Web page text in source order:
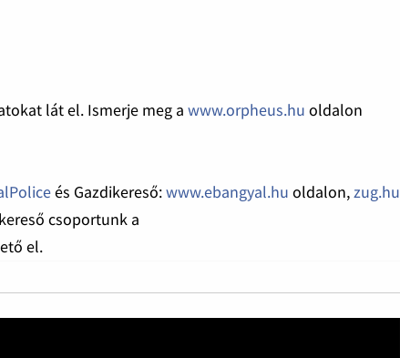
lát el. Ismerje meg awww.orpheus.hu oldalon
és Gazdikereső:www.ebangyal.hu oldalon,zug.hu
csoportunk a
el.